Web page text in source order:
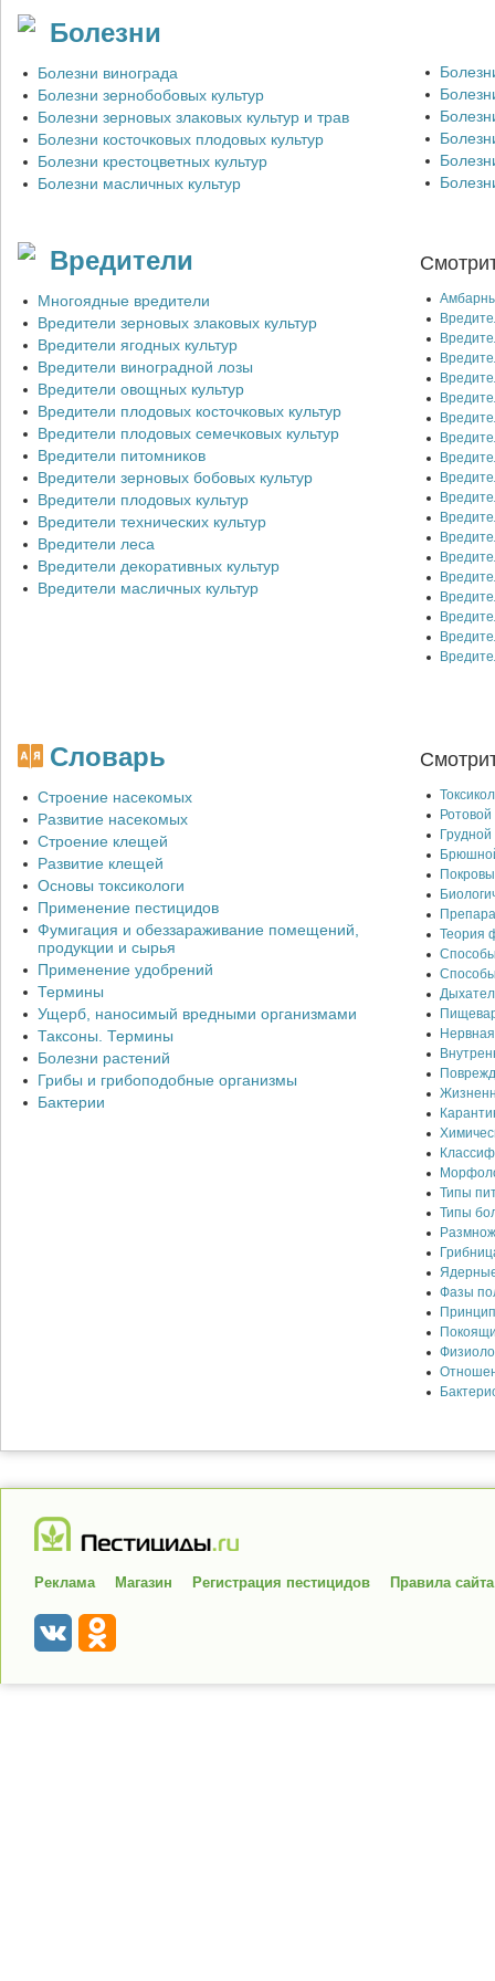
Аквалит Кальций
Аквалит Азот
30.07.26 15:04
Аквалит Сера
30.07.26 15:04
Болезни
Болезни винограда
Болезни зернобобовых культур
Болезни зерновых злаковых культур и трав
Болезни косточковых плодовых культур
Болезни крестоцветных культур
Болезни масличных культур
Вредители
Многоядные вредители
Вредители зерновых злаковых культур
Вредители ягодных культур
Вредители виноградной лозы
Вредители овощных культур
Вредители плодовых косточковых культур
Вредители плодовых семечковых культур
Вредители питомников
Вредители зерновых бобовых культур
Вредители плодовых культур
Вредители технических культур
Вредители леса
Вредители декоративных культур
Вредители масличных культур
Словарь
Строение насекомых
Развитие насекомых
Строение клещей
Развитие клещей
Основы токсикологи
Применение пестицидов
Фумигация и обеззараживание помещений,
продукции и сырья
Применение удобрений
Термины
Ущерб, наносимый вредными организмами
Таксоны. Термины
Болезни растений
Грибы и грибоподобные организмы
Бактерии
Теория
Типы
Типы
Фазы
Реклама Магазин Регистрация пестицидов Правила сайта